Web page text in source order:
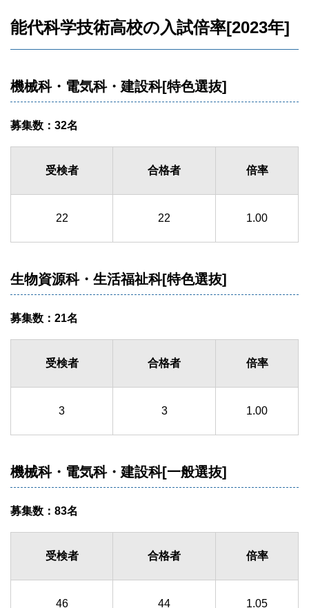
能代科学技術高校の入試倍率[2023年]
機械科・電気科・建設科[特色選抜]
募集数：32名
受検者 合格者 倍率
22 22 1.00
生物資源科・生活福祉科[特色選抜]
募集数：21名
受検者 合格者 倍率
3 3 1.00
機械科・電気科・建設科[一般選抜]
募集数：83名
受検者 合格者 倍率
46 44 1.05